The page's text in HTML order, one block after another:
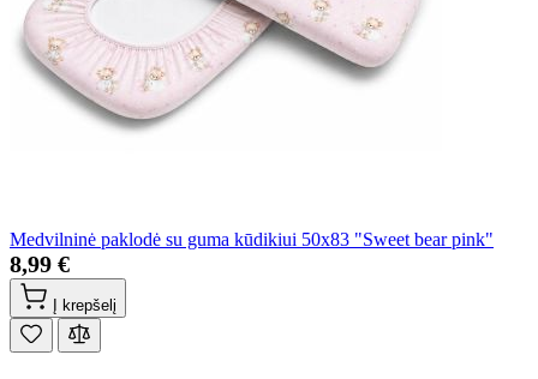
Medvilninė paklodė su guma kūdikiui 50x83 "Sweet bear pink"
8,99 €
Į krepšelį